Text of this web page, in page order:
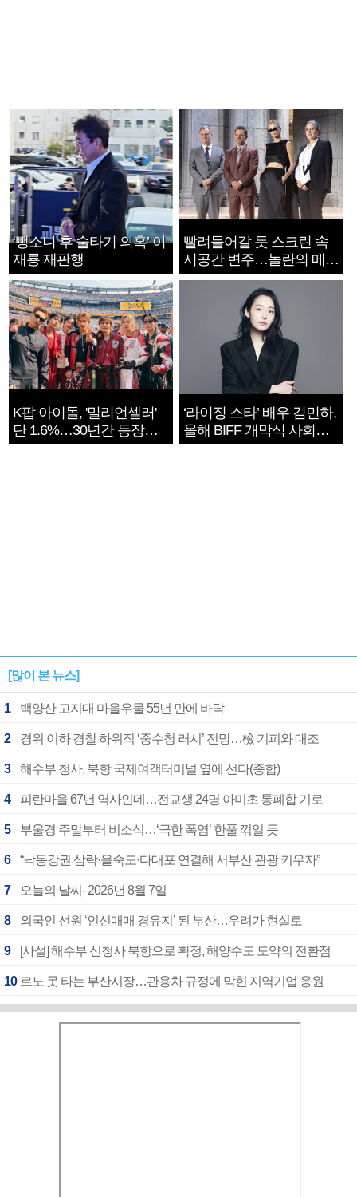
‘뺑소니 후 술타기 의혹’ 이
재룡 재판행
빨려들어갈 듯 스크린 속
시공간 변주…놀란의 메시
지는 ‘전쟁 속죄’
K팝 아이돌, '밀리언셀러'
단 1.6%…30년간 등장
1182개팀 전수조사
‘라이징 스타’ 배우 김민하,
올해 BIFF 개막식 사회자
확정
[많이 본 뉴스]
1 백양산 고지대 마을우물 55년 만에 바닥
2 경위 이하 경찰 하위직 ‘중수청 러시’ 전망…檢 기피와 대조
3 해수부 청사, 북항 국제여객터미널 옆에 선다(종합)
4 피란마을 67년 역사인데…전교생 24명 아미초 통폐합 기로
5 부울경 주말부터 비소식…‘극한 폭염’ 한풀 꺾일 듯
6 “낙동강권 삼락·을숙도·다대포 연결해 서부산 관광 키우자”
7 오늘의 날씨- 2026년 8월 7일
8 외국인 선원 ‘인신매매 경유지’ 된 부산…우려가 현실로
9 [사설] 해수부 신청사 북항으로 확정, 해양수도 도약의 전환점
10 르노 못 타는 부산시장…관용차 규정에 막힌 지역기업 응원